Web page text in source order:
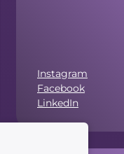
Instagram
Facebook
LinkedIn